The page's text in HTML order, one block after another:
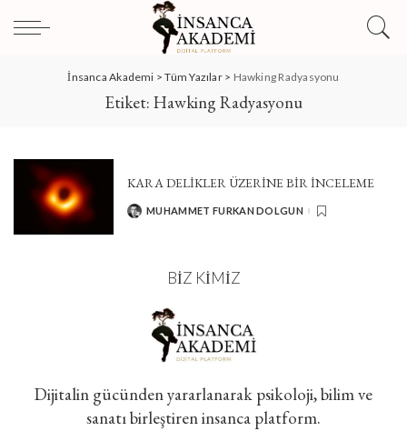
İnsanca Akademi >Tüm Yazılar> Hawking Radyasyonu
Etiket: Hawking Radyasyonu
KARA DELIKLER ÜZERINE BIR İNCELEME
POSTED
MUHAMMET FURKAN DOLGUN
BIZ KIMIZ
Dijitalin gücünden yararlanarak psikoloji, bilim ve
sanatı birleştiren insanca platform.